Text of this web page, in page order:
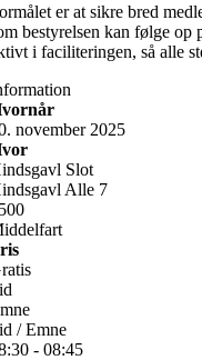
er at sikre bred
bestyrelsen kan følge op
i faciliteringen, så alle
november 2025
Slot
Alle 7
/ Emne
- 08:45